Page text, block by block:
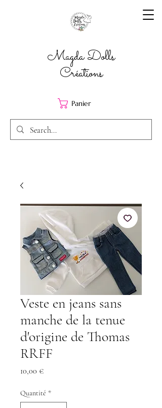
Magda Dolls
Créations
Panier
Veste en jeans sans
manche de la tenue
d'origine de Thomas
RRFF
10,00 €Prix
Quantité *